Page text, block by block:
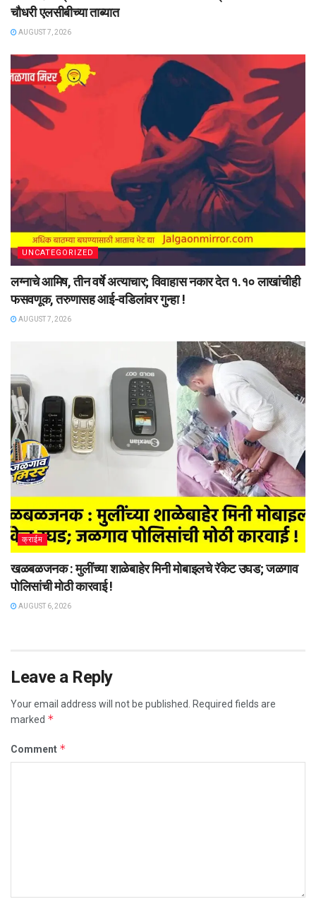
चौधरी एलसीबीच्या ताब्यात
AUGUST 7, 2026
UNCATEGORIZED
लग्नाचे आमिष, तीन वर्षे अत्याचार; विवाहास नकार देत १.१० लाखांचीही
फसवणूक, तरुणासह आई-वडिलांवर गुन्हा !
AUGUST 7, 2026
क्राईम
खळबळजनक : मुलींच्या शाळेबाहेर मिनी मोबाइलचे रॅकेट उघड; जळगाव
पोलिसांची मोठी कारवाई !
AUGUST 6, 2026
Leave a Reply
Your email address will not be published.
Required fields are
marked *
Comment *